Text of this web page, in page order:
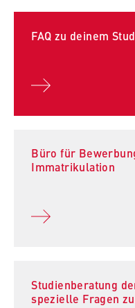
FAQ zu deinem
Büro für
Immatrikulation
Studienberatung
spezielle Fragen